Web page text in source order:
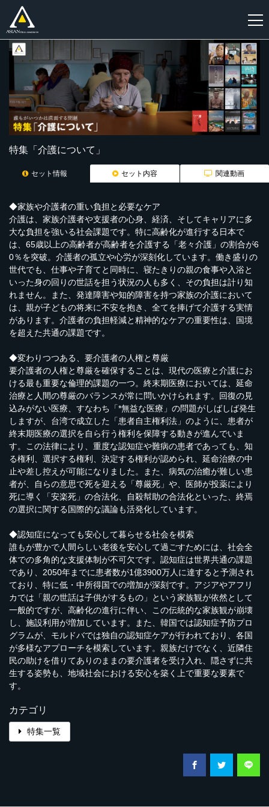
特集「介護について」
セット情報 セット内容 関連動画
◆家族や介護者の重い負担と必要なケア
介護は、家族介護者や支援者の心身、経済、そしてキャリアに多
大な負担を強いる社会課題です。特に高齢化が進行する日本で
は、65歳以上の高齢者が高齢者を介護する「老々介護」の割合が6
0％を突破。介護者の孤立や心労が深刻化しています。働き盛りの
世代でも、仕事や子育てと同時に、寝たきりの親の食事や入浴と
いった身の回りの世話を担う状況の人も多く、その負担は計り知
れません。また、発達障害や知的障害を持つ家族の介護において
は、親が子どもの将来に不安を抱き、全てを捧げて介護する実情
があります。介護者の負担軽減と精神的なケアの重要性は、国境
を超えた共通の課題です。
◆変わりつつある、要介護者の人権と尊厳
要介護者の人権と尊厳を確保することは、現代の医療と介護にお
ける最も重要な倫理的課題の一つ。終末期医療においては、延命
治療と人間の尊厳のバランスが常に問いかけられます。回復の見
込みがない医療、すなわち「*無益な医療」の問題がしばしば発生
しますが、台湾で成立した「患者自主権利法」のように、患者が
終末期医療の選択を自ら行う権利を保障する動きが進んでいま
す。この法律により、重度な認知症や難病の患者であっても、知
る権利、選択する権利、決定する権利が認められ、延命治療の中
止や差し控えが可能になりました。また、病気の治癒が難しい患
者が、自らの意思で死を迎える「尊厳死」や、医師が投薬により
死に導く「安楽死」の合法化、自殺幇助の合法化といった、終焉
の選択に関する国際的な議論も活発化しています。
◆認知症になっても安心して暮らせる社会を模索
誰もが豊かで人間らしい老後を安心して過ごすためには、社会全
体での多角的な支援体制が不可欠です。認知症は世界共通の課題
であり、2050年までに患者数が1億3900万人に達すると予測され
ており、特に低・中所得国での増加が深刻です。アジアやアフリ
カでは「親の世話は子供がするもの」という家族観が依然として
一般的ですが、高齢化の進行に伴い、この伝統的な家族観が崩壊
し、施設利用が増加しています。また、韓国では認知症予防プロ
グラムが、モルドバでは独自の認知症ケアが行われており、各国
が多様なアプローチを模索しています。親族だけでなく、近隣住
民の助けを借りてありのままの要介護者を受け入れ、隠さずに共
生する姿勢も、地域社会における安心を築く上で重要な要素で
す。
カテゴリ
特集一覧